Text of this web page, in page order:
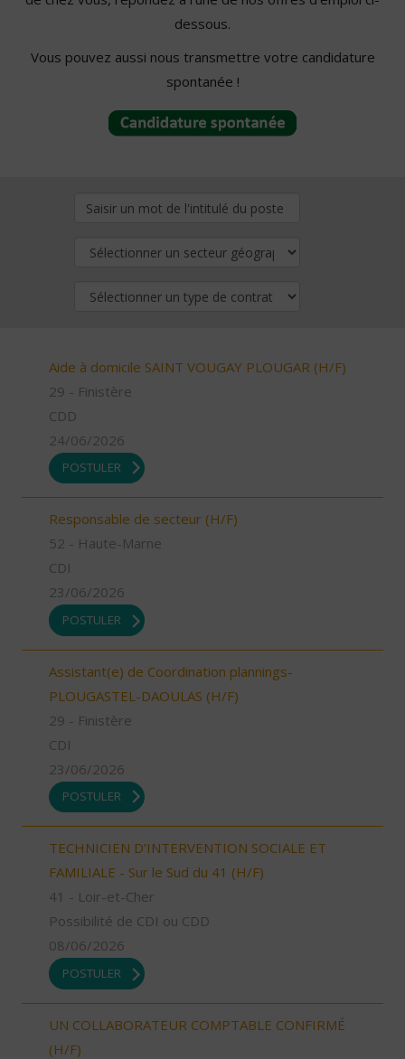
dessous.
Vous pouvez aussi nous transmettre votre candidature
spontanée !
Aide à domicile SAINT VOUGAY PLOUGAR (H/F)
29 - Finistère
CDD
24/06/2026
POSTULER
Responsable de secteur (H/F)
52 - Haute-Marne
CDI
23/06/2026
POSTULER
Assistant(e) de Coordination plannings-
PLOUGASTEL-DAOULAS (H/F)
29 - Finistère
CDI
23/06/2026
POSTULER
TECHNICIEN D’INTERVENTION SOCIALE ET
FAMILIALE - Sur le Sud du 41 (H/F)
41 - Loir-et-Cher
Possibilité de CDI ou CDD
08/06/2026
POSTULER
UN COLLABORATEUR COMPTABLE CONFIRMÉ
(H/F)